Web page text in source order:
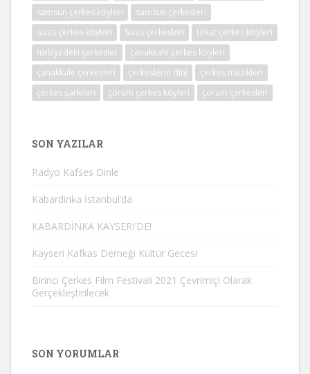
samsun çerkes köyleri
samsun çerkesleri
sivas çerkes köyleri
Sivas çerkesleri
tokat çerkes köyleri
türkiyedeki çerkesler
çanakkale çerkes köyleri
çanakkale çerkesleri
çerkeslerin dini
çerkes müzikleri
çerkes şarkıları
çorum çerkes köyleri çorum çerkesleri
SON YAZILAR
Radyo Kafses Dinle
Kabardinka İstanbul’da
KABARDİNKA KAYSERİ’DE!
Kayseri Kafkas Derneği Kültür Gecesi
Birinci Çerkes Film Festivali 2021 Çevrimiçi Olarak
Gerçekleştirilecek
SON YORUMLAR